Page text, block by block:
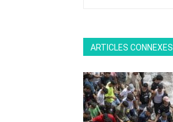
ARTICLES CONNEXES